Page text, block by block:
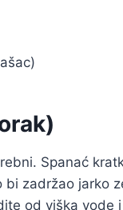
Spanać
zadržao jarko
od viška vode